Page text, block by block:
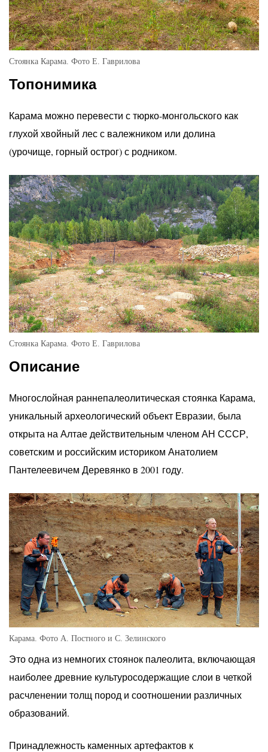
Стоянка Карама. Фото Е. Гаврилова
Топонимика
Карама можно перевести с тюрко-монгольского как
глухой хвойный лес с валежником или долина
(урочище, горный острог) с родником.
Стоянка Карама. Фото Е. Гаврилова
Описание
Многослойная раннепалеолитическая стоянка Карама,
уникальный археологический объект Евразии, была
открыта на Алтае действительным членом АН СССР,
советским и российским историком Анатолием
Пантелеевичем Деревянко в 2001 году.
Карама. Фото А. Постного и С. Зелинского
Это одна из немногих стоянок палеолита, включающая
наиболее древние культуросодержащие слои в четкой
расчленении толщ пород и соотношении различных
образований.
Принадлежность каменных артефактов к